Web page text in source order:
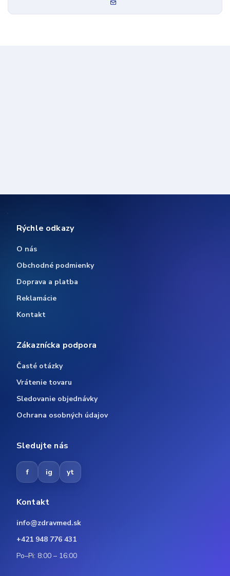
Rýchle odkazy
O nás
Obchodné podmienky
Doprava a platba
Reklamácie
Kontakt
Zákaznícka podpora
Časté otázky
Vrátenie tovaru
Sledovanie objednávky
Ochrana osobných údajov
Sledujte nás
f ig yt
Kontakt
info@zdravmed.sk
+421 948 776 431
Po–Pi: 8:00 – 16:00